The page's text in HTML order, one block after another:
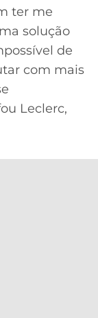
ter me
solução
de
com mais
Leclerc,